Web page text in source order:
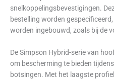
snelkoppelingsbevestigingen.
bestelling worden
worden ingebouwd, zoals bij de
De Simpson Hybrid-serie van
om bescherming te bieden
botsingen. Met het laagste